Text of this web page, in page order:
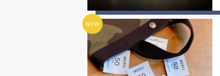
NEW